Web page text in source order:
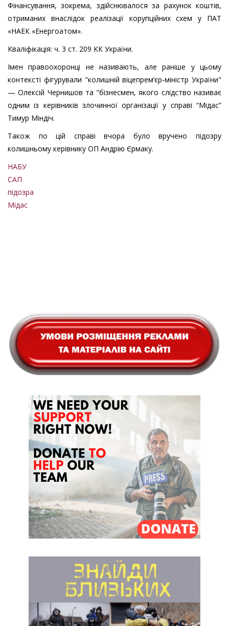
Фінансування, зокрема, здійснювалося за рахунок коштів,
отриманих внаслідок реалізації корупційних схем у ПАТ
«НАЕК «Енергоатом».
Кваліфікація: ч. 3 ст. 209 КК України.
Імен правоохоронці не називають, але раніше у цьому
контексті фігурували "колишній віцепрем’єр-міністр України"
— Олексій Чернишов та "бізнесмен, якого слідство називає
одним із керівників злочинної організації у справі “Мідас”
Тимур Міндіч.
Також по цій справі вчора було вручено підозру
колишньому керівнику ОП Андрію Єрмаку.
НАБУ
САП
підозра
Мідас